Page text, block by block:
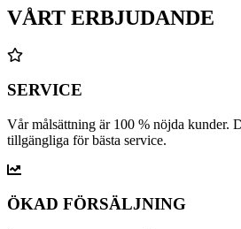
VÅRT ERBJUDANDE
SERVICE
Vår målsättning är 100 % nöjda kunder.
tillgängliga för bästa service.
ÖKAD FÖRSÄLJNING